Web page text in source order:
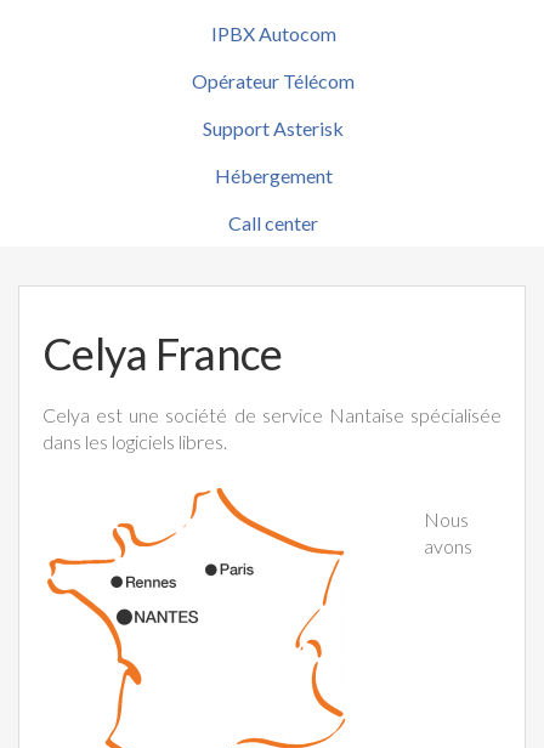
IPBX Autocom
Opérateur Télécom
Support Asterisk
Hébergement
Call center
Celya France
Celya est une société de service Nantaise spécialisée
dans les logiciels libres.
Nous
avons